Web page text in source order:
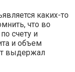
каких-то
что во
счету и
и объем
выдержал